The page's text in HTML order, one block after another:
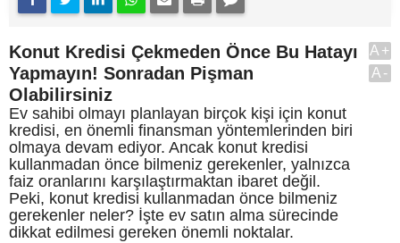
Konut Kredisi Çekmeden Önce Bu Hatayı
Yapmayın! Sonradan Pişman
Olabilirsiniz
Ev sahibi olmayı planlayan birçok kişi için konut
kredisi, en önemli finansman yöntemlerinden biri
olmaya devam ediyor. Ancak konut kredisi
kullanmadan önce bilmeniz gerekenler, yalnızca
faiz oranlarını karşılaştırmaktan ibaret değil.
Peki, konut kredisi kullanmadan önce bilmeniz
gerekenler neler? İşte ev satın alma sürecinde
dikkat edilmesi gereken önemli noktalar.
A+
A-